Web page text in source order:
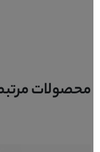
محصولات مرتبط